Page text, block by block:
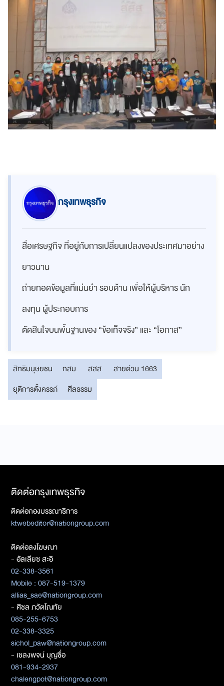
กรุงเทพธุรกิจ
สื่อเศรษฐกิจ ที่อยู่กับการเปลี่ยนแปลงของประเทศมาอย่าง
ยาวนาน
ถ่ายทอดข้อมูลที่แม่นยำ รอบด้าน เพื่อให้ผู้บริหาร นัก
ลงทุน ผู้ประกอบการ
ตัดสินใจบนพื้นฐานของ “ข้อเท็จจริง” และ “โอกาส”
สิทธิมนุษยชน กสม. สสส.
สายด่วน 1663
ยุติการตั้งครรภ์
ศีลธรรม
ติดต่อกรุงเทพธุรกิจ
ติดต่อกองบรรณาธิการ
ktwebeditor@nationgroup.com
ติดต่อลงโฆษณา
- อัลเลียซ สะอิ
02-338-3561
Mobile : 087-519-1379
allias_sae@nationgroup.com
- ศิชล ภวัตโณทัย
085-255-6753
02-338-3325
sichol_paw@nationgroup.com
- เชลงพจน์ บุญซื่อ
081-934-2937
chalengpot@nationgroup.com